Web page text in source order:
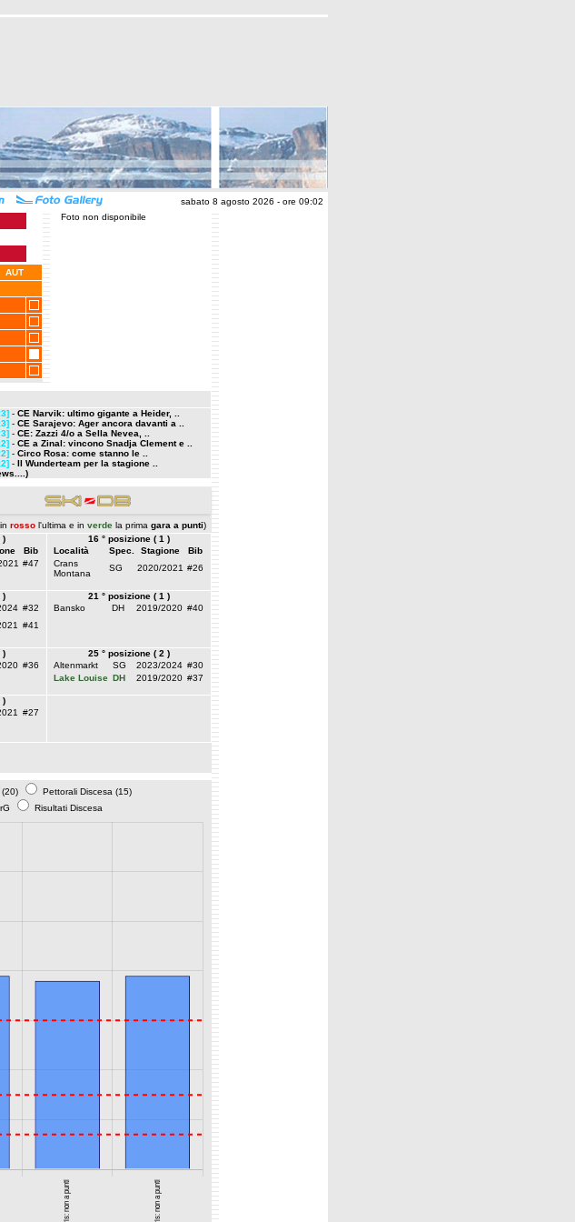
sabato 8 agosto 2026 - ore 09:02
AUT
Foto non disponibile
- CE Narvik: ultimo gigante a Heider, ..
- CE Sarajevo: Ager ancora davanti a ..
- CE: Zazzi 4/o a Sella Nevea, ..
- CE a Zinal: vincono Snadja Clement e ..
- Circo Rosa: come stanno le ..
- Il Wunderteam per la stagione ..
rosso l'ultima e in verde la prima gara a punti)
)
Bib
#47
16 ° posizione ( 1 )
Località
Spec. Stagione
Bib
Crans
Montana
SG 2020/2021 #26
)
#32
#41
21 ° posizione ( 1 )
Bansko
DH 2019/2020 #40
)
#36
25 ° posizione ( 2 )
Altenmarkt
SG 2023/2024 #30
Lake Louise DH 2019/2020 #37
)
#27
Pettorali Discesa (15)
Risultati Discesa